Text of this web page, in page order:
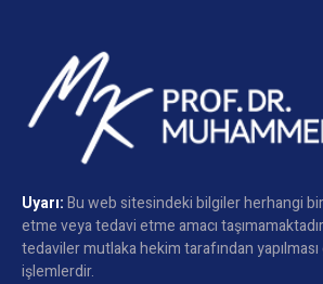
Uyarı:Bu web sitesindeki bilgiler herhangi bir
etme veya tedavi etme amacı
tedaviler mutlaka hekim tarafından
işlemlerdir.